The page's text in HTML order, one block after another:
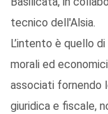
tecnico dell'Alsia.
L’intento è quello
morali ed
associati fornendo
giuridica e fiscale,